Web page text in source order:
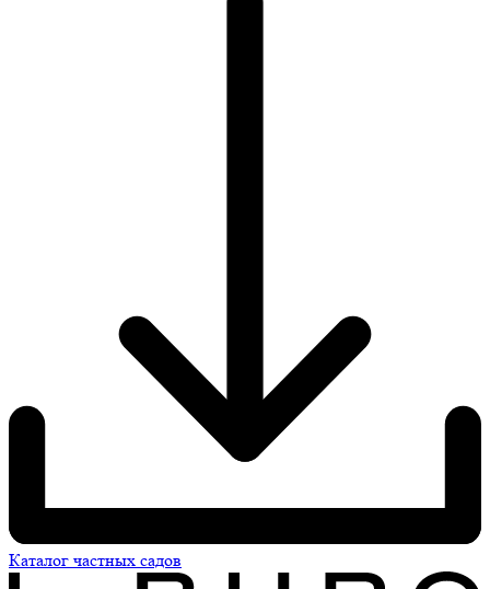
Каталог частных садов